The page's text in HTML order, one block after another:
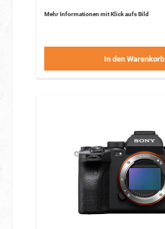
Mehr Informationen mit Klick aufs Bild
In den Warenkorb